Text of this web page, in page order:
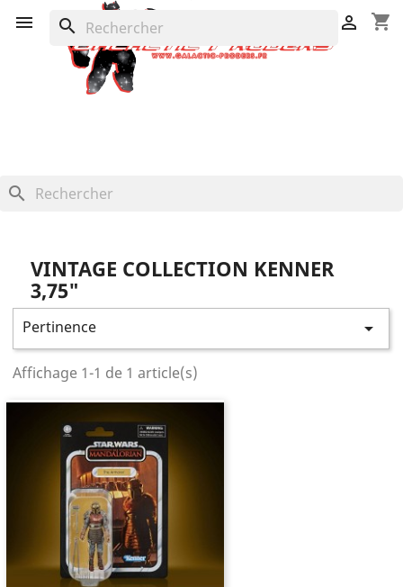
 shopping_cart

search
search
VINTAGE COLLECTION KENNER
3,75"
Pertinence 
Affichage 1-1 de 1 article(s)